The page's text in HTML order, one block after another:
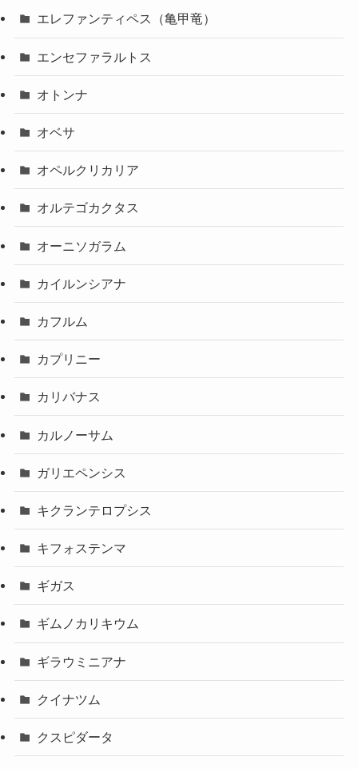
エレファンティペス（亀甲竜）
エンセファラルトス
オトンナ
オベサ
オペルクリカリア
オルテゴカクタス
オーニソガラム
カイルンシアナ
カフルム
カプリニー
カリバナス
カルノーサム
ガリエペンシス
キクランテロプシス
キフォステンマ
ギガス
ギムノカリキウム
ギラウミニアナ
クイナツム
クスピダータ